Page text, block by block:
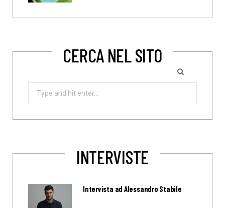
CERCA NEL SITO
INTERVISTE
Intervista ad Alessandro Stabile